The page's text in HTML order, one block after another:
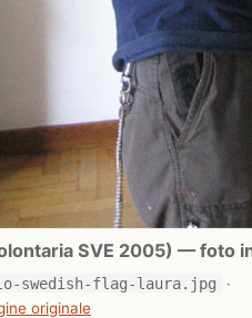
SVE 2005) — foto
swedish-flag-laura.jpg
·
originale